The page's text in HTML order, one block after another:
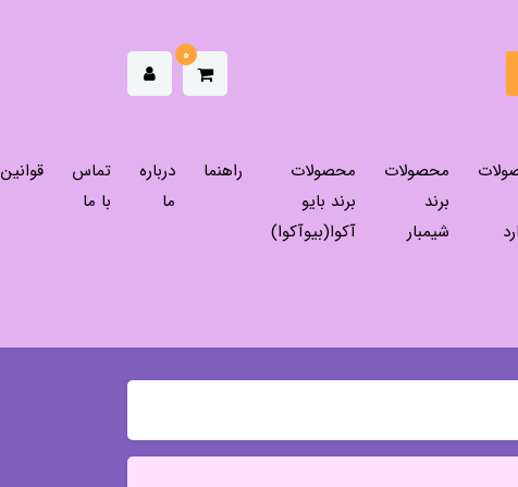
0
محصولات
برند
شیمبار
محصولات
برند بایو
آکوا(بیوآکوا)
راهنما
درباره
ما
تماس
با ما
قوانین